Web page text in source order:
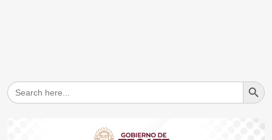
Search
for:
Search